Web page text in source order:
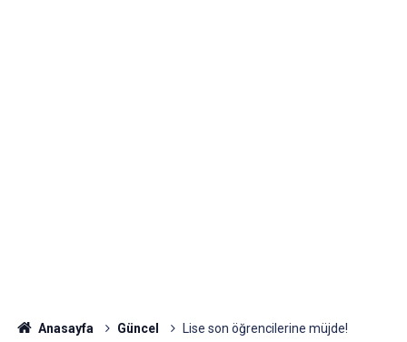
Anasayfa Güncel Lise son öğrencilerine müjde!